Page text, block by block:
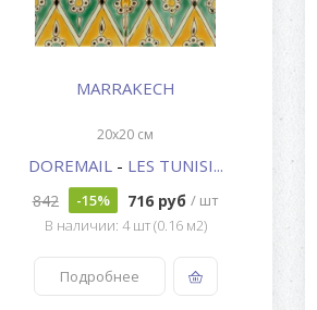
MARRAKECH
20x20 см
DOREMAIL - LES TUNISI...
842 -15% 716 руб / шт
В наличии: 4 шт (0.16 м2)
Подробнее